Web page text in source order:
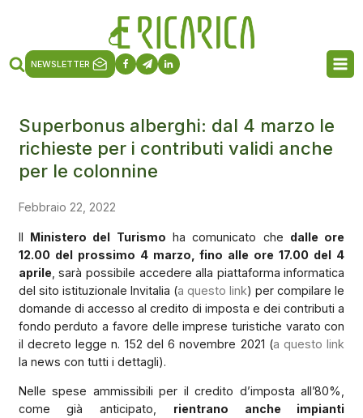
NEWSLETTER
Superbonus alberghi: dal 4 marzo le
richieste per i contributi validi anche
per le colonnine
Febbraio 22, 2022
Il Ministero del Turismo ha comunicato che dalle ore
12.00 del prossimo 4 marzo, fino alle ore 17.00 del 4
aprile , sarà possibile accedere alla piattaforma informatica
del sito istituzionale Invitalia (a questo link) per compilare le
domande di accesso al credito di imposta e dei contributi a
fondo perduto a favore delle imprese turistiche varato con
il decreto legge n. 152 del 6 novembre 2021 (a questo link
la news con tutti i dettagli).
Nelle spese ammissibili per il credito d’imposta all’80%,
come già anticipato, rientrano anche impianti